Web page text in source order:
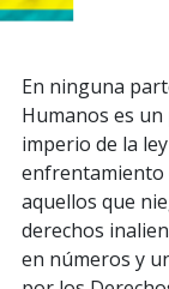
En ninguna
Humanos es
imperio de la
enfrentamiento
aquellos que
derechos
en números y